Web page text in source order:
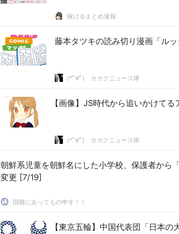
稼げるまとめ速報
藤本タツキの読み切り漫画「ル
(*ﾟ∀ﾟ)ゞカガクニュース隊
【画像】JS時代から追いかけて
(*ﾟ∀ﾟ)ゞカガクニュース隊
朝鮮系児童を朝鮮名にした小学校、保護者から
変更 [7/19]
国難にあってもの申す！！
【東京五輪】中国代表団「日本